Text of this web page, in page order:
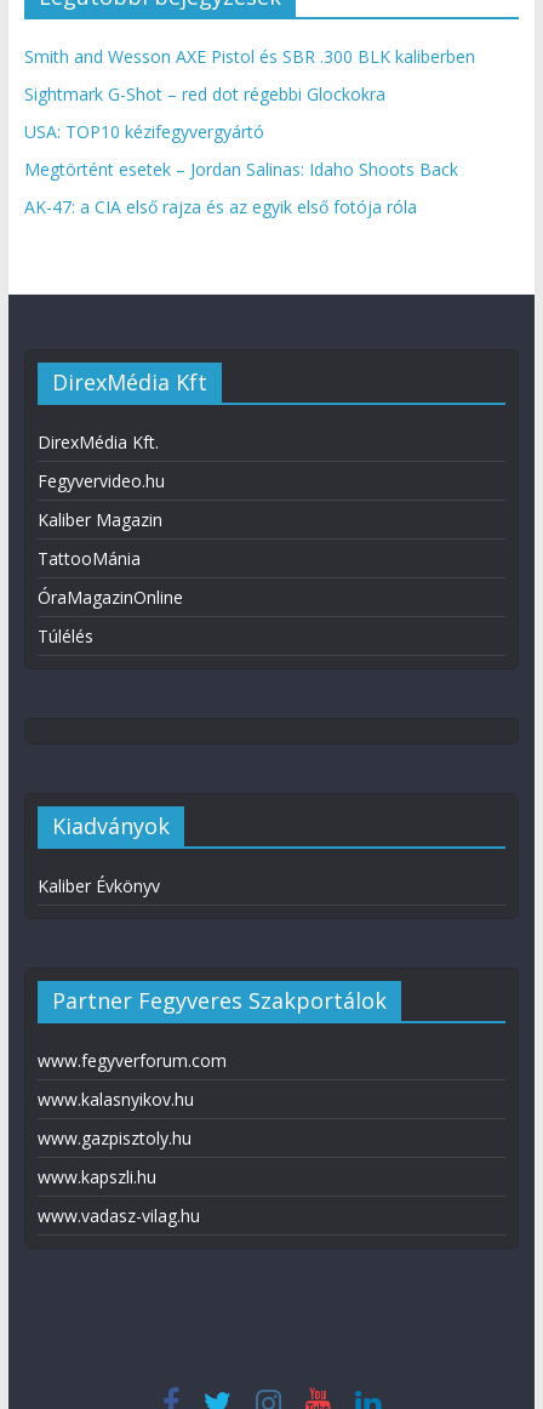
Smith and Wesson AXE Pistol és SBR .300 BLK kaliberben
Sightmark G-Shot – red dot régebbi Glockokra
USA: TOP10 kézifegyvergyártó
Megtörtént esetek – Jordan Salinas: Idaho Shoots Back
AK-47: a CIA első rajza és az egyik első fotója róla
DirexMédia Kft
DirexMédia Kft.
Fegyvervideo.hu
Kaliber Magazin
TattooMánia
ÓraMagazinOnline
Túlélés
Kiadványok
Kaliber Évkönyv
Partner Fegyveres Szakportálok
www.fegyverforum.com
www.kalasnyikov.hu
www.gazpisztoly.hu
www.kapszli.hu
www.vadasz-vilag.hu